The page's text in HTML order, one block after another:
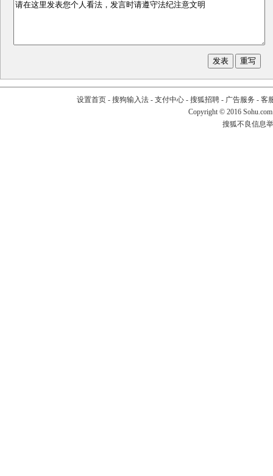
设置首页- 搜狗输入法- 支付中心- 搜狐招聘- 广告服务 - 客
Copyright © 2016
搜狐不良信息